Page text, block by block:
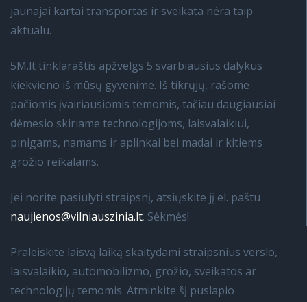
jaunajai kartai transportas ir sveikata nėra taip
aktualu.
5M.lt tinklaraštis apžvelgs 5 svarbiausius dalykus
kiekvieno iš mūsų gyvenime. Iš tikrųjų, rašome
pačiomis įvairiausiomis temomis, tačiau daugiausiai
dėmesio skiriame technologijoms, laisvalaikiui,
pinigams, namams ir aplinkai bei madai ir kitiems
grožio reikalams.
Jei norite pasiūlyti straipsnį, atsiųskite jį el. paštu
naujienos@vilniauszinia.lt. Sėkmės!
Praleiskite laisvą laiką skaitydami straipsnius verslo,
laisvalaikio, automobilizmo, grožio, sveikatos ar
technologijų temomis. Atminkite šį puslapio